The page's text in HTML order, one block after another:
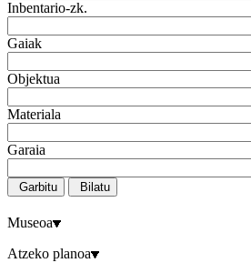
Inbentario-zk.
Gaiak
Objektua
Materiala
Garaia
Garbitu Bilatu
Museoa
Atzeko planoa